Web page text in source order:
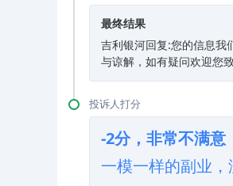
最终结果
吉利银河回复:您的信息我
与谅解，如有疑问欢迎您
投诉人打分
-2分，非常不满意
一模一样的副业